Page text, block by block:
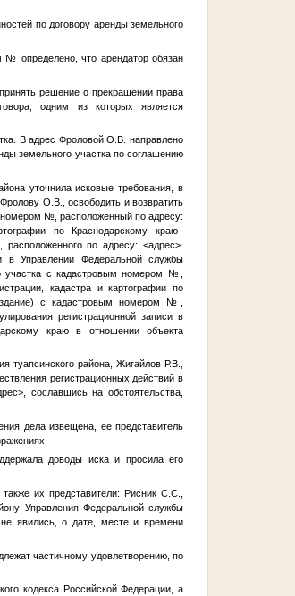
по договору аренды земельного
№ определено, что арендатор обязан
решение о прекращении права
одним из которых является
В адрес Фроловой О.В. направлено
земельного участка по соглашению
уточнила исковые требования, в
Фролову О.В., освободить и возвратить
номером № , расположенный по адресу:
по Краснодарскому краю
, расположенного по адресу: <адрес>
в Управлении Федеральной службы
участка с кадастровым номером
№
кадастра и картографии по
с кадастровым номером №
регистрационной записи в
краю в отношении объекта
туапсинского района, Жигайлов Р.В.,
регистрационных действий в
, сославшись на обстоятельства,
дела извещена, ее представитель
доводы иска и просила его
их представители: Рисник С.С.,
Управления Федеральной службы
не явились, о дате, месте и времени
частичному удовлетворению, по
кодекса Российской Федерации, а